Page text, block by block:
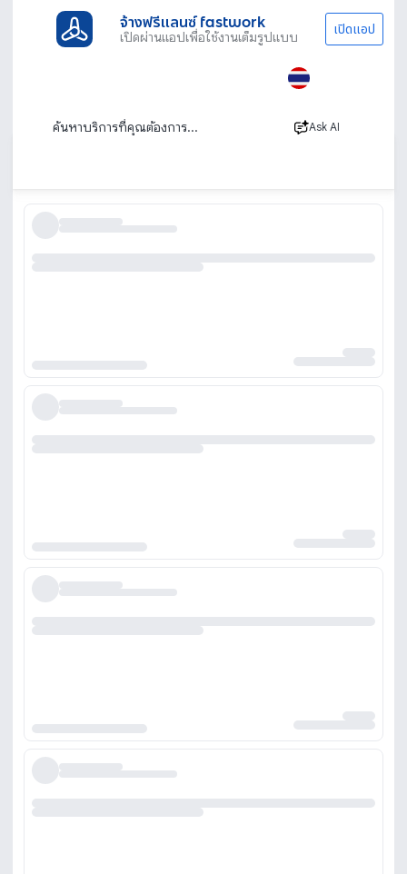
จ้างฟรีแลนซ์ fastwork
เปิดผ่านแอปเพื่อใช้งานเต็มรูปแบบ เปิดแอป
Ask AI
ร้านซ่อมกระเป๋า รับซ่อมกระเป๋า ซ่อมซิปกระเป๋า
โดยช่างผู้เชี่ยวชาญ